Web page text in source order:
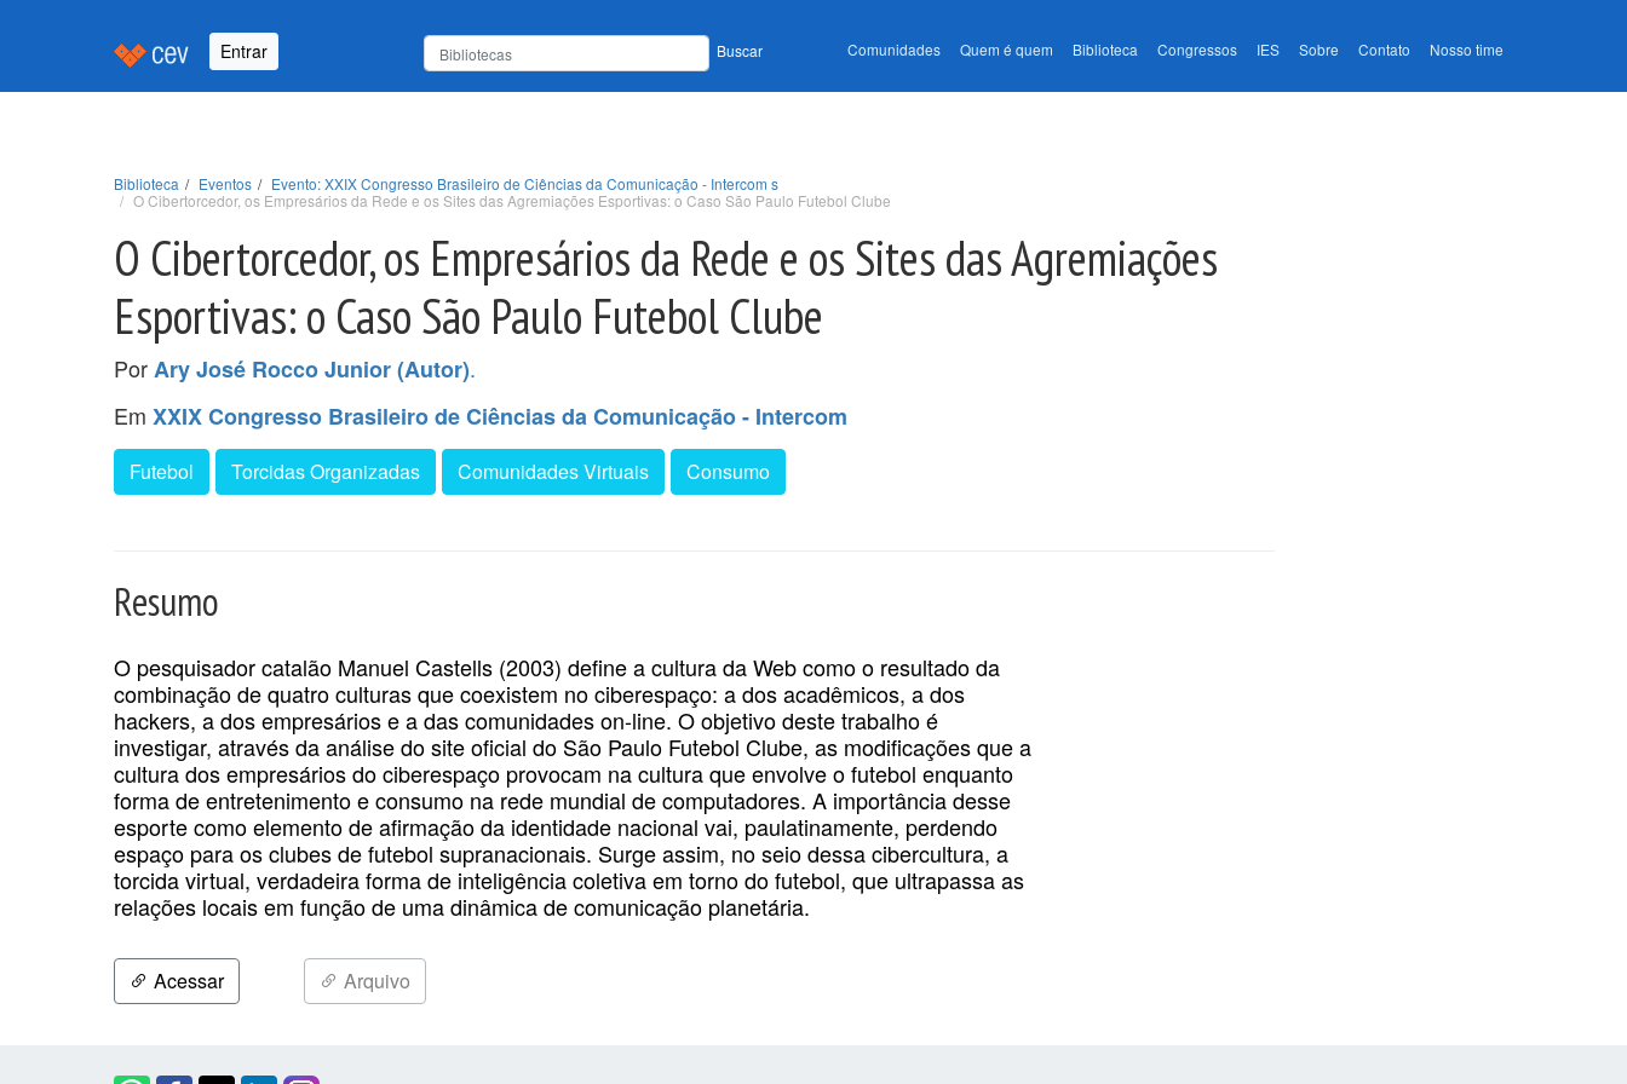
Entrar Buscar Comunidades Quem é quem Biblioteca Congressos IES Sobre Contato Nosso time
Biblioteca Eventos
Evento: XXIX Congresso Brasileiro de Ciências da Comunicação - Intercom s
O Cibertorcedor, os Empresários da Rede e os Sites das Agremiações Esportivas: o Caso São Paulo Futebol Clube
O Cibertorcedor, os Empresários da Rede e os Sites das Agremiações
Esportivas: o Caso São Paulo Futebol Clube
PorAry José Rocco Junior (Autor).
Em XXIX Congresso Brasileiro de Ciências da Comunicação - Intercom
Futebol Torcidas Organizadas Comunidades Virtuais Consumo
Resumo
O pesquisador catalão Manuel Castells (2003) define a cultura da Web como o resultado da
combinação de quatro culturas que coexistem no ciberespaço: a dos acadêmicos, a dos
hackers, a dos empresários e a das comunidades on-line. O objetivo deste trabalho é
investigar, através da análise do site oficial do São Paulo Futebol Clube, as modificações que a
cultura dos empresários do ciberespaço provocam na cultura que envolve o futebol enquanto
forma de entretenimento e consumo na rede mundial de computadores. A importância desse
esporte como elemento de afirmação da identidade nacional vai, paulatinamente, perdendo
espaço para os clubes de futebol supranacionais. Surge assim, no seio dessa cibercultura, a
torcida virtual, verdadeira forma de inteligência coletiva em torno do futebol, que ultrapassa as
relações locais em função de uma dinâmica de comunicação planetária.
Acessar Arquivo